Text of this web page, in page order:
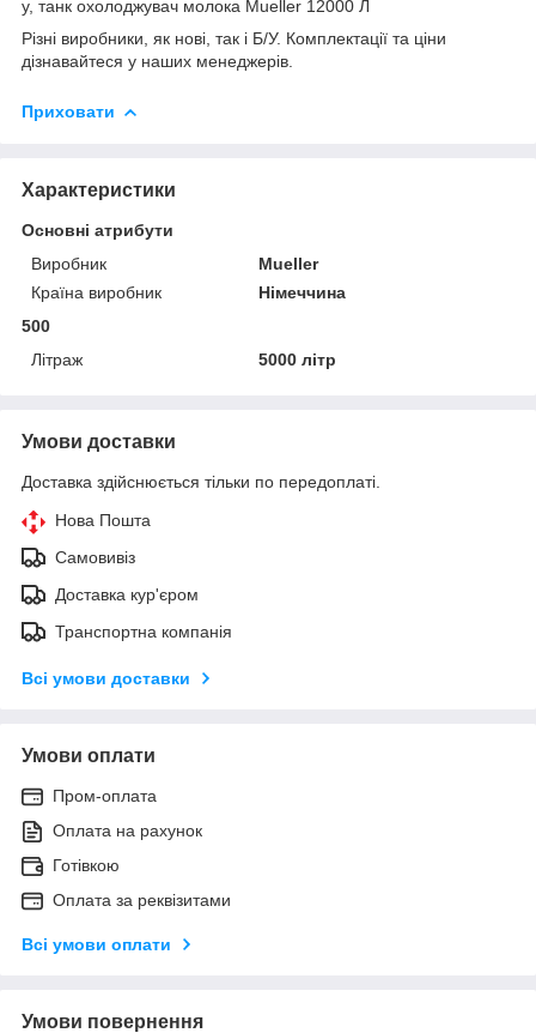
у, танк охолоджувач молока Mueller 12000 Л
Різні виробники, як нові, так і Б/У. Комплектації та ціни
дізнавайтеся у наших менеджерів.
Приховати
Характеристики
Основні атрибути
Виробник
Mueller
Країна виробник
Німеччина
500
Літраж
5000 літр
Умови доставки
Доставка здійснюється тільки по передоплаті.
Нова Пошта
Самовивіз
Доставка кур'єром
Транспортна компанія
Всі умови доставки
Умови оплати
Пром-оплата
Оплата на рахунок
Готівкою
Оплата за реквізитами
Всі умови оплати
Умови повернення